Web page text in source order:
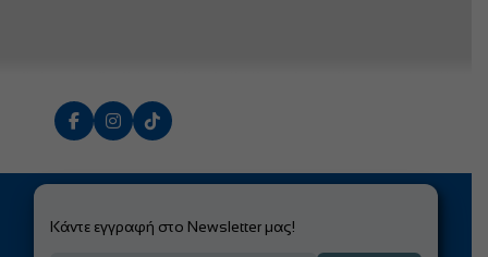
Κάντε εγγραφή στο Newsletter μας!